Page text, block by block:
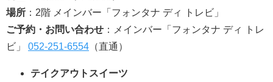
場所 ：2階 メインバー「フォンタナ ディ トレビ」
ご予約・お問い合わせ ：メインバー「フォンタナ ディ トレ
ビ」 052-251-6554 （直通）
テイクアウトスイーツ